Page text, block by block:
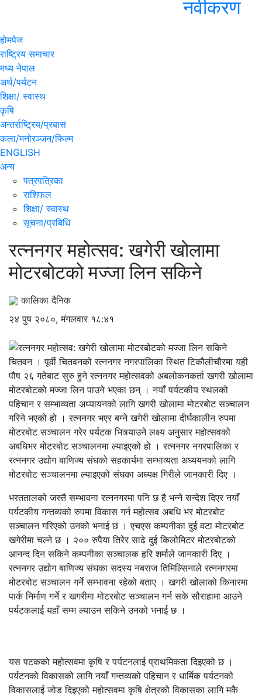
नवीकरण
होमपेज
राष्ट्रिय समाचार
मध्य नेपाल
अर्थ/पर्यटन
शिक्षा/ स्वास्थ
कृषि
अन्तर्राष्ट्रिय/प्रबास
कला/मनोरञ्जन/फिल्म
ENGLISH
अन्य
पत्रपत्रिका
राशिफल
शिक्षा/ स्वास्थ
सूचना/प्रबिधि
रत्ननगर महोत्सव: खगेरी खोलामा
मोटरबोटको मज्जा लिन सकिने
कालिका दैनिक
२४ पुष २०८०, मंगलवार १८:४१
चितवन । पूर्वी चितवनको रत्ननगर नगरपालिका स्थित टिकौलीचौरमा यही
पौष २६ गतेबाट सुरु हुने रत्ननगर महोत्सवको अबलोकनकर्ता खगरी खोलामा
मोटरबोटको मज्जा लिन पाउने भएका छन् । नयाँ पर्यटकीय स्थलको
पहिचान र सम्भाव्यता अध्यायनको लागि खगरी खोलामा मोटरबोट सञ्चालन
गरिने भएको हो । रत्ननगर भएर बग्ने खगेरी खोलामा दीर्घकालीन रुपमा
मोटरबोट सञ्चालन गरेर पर्यटक भित्र्याउने लक्ष्य अनुसार महोत्सवको
अबधिभर मोटरबोट सञ्चालनमा ल्याइएको हो । रत्ननगर नगरपालिका र
रत्ननगर उद्योग बाणिज्य संघको सहकार्यमा सम्भाव्यता अध्ययनको लागि
मोटरबोट सञ्चालनमा ल्याइएको संघका अध्यक्ष गिरीले जानकारी दिए ।
भरततालको जस्तै सम्भावना रत्ननगरमा पनि छ है भन्ने सन्देश दिएर नयाँ
पर्यटकीय गन्तव्यको रुपमा विकास गर्न महोत्सव अबधि भर मोटरबोट
सञ्चालन गरिएको उनको भनाई छ । एचएस कम्पनीका दुई वटा मोटरबोट
खगेरीमा चल्ने छ । २०० रुपैया तिरेर साढे दुई किलोमिटर मोटरबोटको
आनन्द दिन सकिने कम्पनीका सञ्चालक हरि शर्माले जानकारी दिए ।
रत्ननगर उद्योग बाणिज्य संघका सदस्य नबराज तिमिल्सिनाले रत्ननगरमा
मोटरबोट सञ्चालन गर्ने सम्भावना रहेको बताए । खगरी खोलाको किनारमा
पार्क निर्माण गर्ने र खगरीमा मोटरबोट सञ्चालन गर्न सके सौराहामा आउने
पर्यटकलाई यहाँ सम्म ल्याउन सकिने उनको भनाई छ ।
यस पटकको महोत्सवमा कृषि र पर्यटनलाई प्राथमिकता दिइएको छ ।
पर्यटनको विकासको लागि नयाँ गन्तव्यको पहिचान र धार्मिक पर्यटनको
विकासलाई जोड दिइएको महोत्सवमा कृषि क्षेत्रको विकासका लागि मकै